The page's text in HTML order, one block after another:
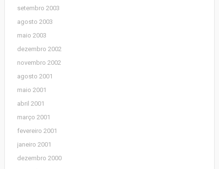
setembro 2003
agosto 2003
maio 2003
dezembro 2002
novembro 2002
agosto 2001
maio 2001
abril 2001
março 2001
fevereiro 2001
janeiro 2001
dezembro 2000